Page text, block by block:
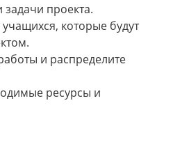
проекта.
которые будут
и распределите
ресурсы и